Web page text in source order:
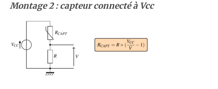
Montage 2 : capteur connecté à Vcc